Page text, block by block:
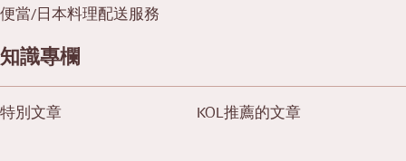
便當/日本料理配送服務
知識專欄
特別文章 KOL推薦的文章